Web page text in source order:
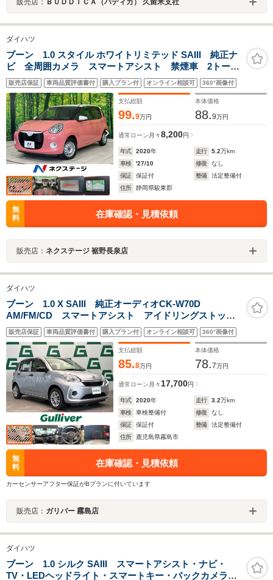
販売店： ＢＵＤＤＩＣＡ（バディカ） 久留米支社
ダイハツ
ブーン 1.0 スタイル ホワイトリミテッド SAIII 純正ナ
ビ 全周囲カメラ スマートアシスト 禁煙車 2トーン
カラー ドラレコ スマートキー LEDヘッドライ
ト ETC オートマチックハイビーム オートライ
ト オートエアコン Bluetooth再生
販売店保証 車両品質評価書付 購入プラン付 オンライン相談可 360°画像付
支払総額
99.9万円
本体価格
88.9万円
通常ローン 月々8,200円
年式 2020年 走行 5.2万km
車検
'27/10 修復
なし
保証
保証付 整備
法定整備付
住所
静岡県駿東郡
無
料
在庫確認・見積依頼
販売店： ネクステージ 裾野長泉店
ダイハツ
ブーン 1.0 X SAIII 純正オーディオCK-W70D
AM/FM/CD スマートアシスト アイドリングストッ
プ 前後コーナーセンサー ETC ハロゲンヘッドライ
ト 電格ミラー ドアバイザー フロアマット ISOFIX
販売店保証 車両品質評価書付 購入プラン付 オンライン相談可 360°画像付
支払総額
85.8万円
本体価格
78.7万円
通常ローン 月々17,700円
年式 2020年 走行 3.2万km
車検
車検整備付 修復
なし
保証
保証付 整備
法定整備付
住所
鹿児島県霧島市
無
料
在庫確認・見積依頼
カーセンサーアフター保証がBプランに付いています
販売店： ガリバー 霧島店
ダイハツ
ブーン 1.0 シルク SAIII スマートアシスト・ナビ・
TV・LEDヘッドライト・スマートキー・バックカメラ・